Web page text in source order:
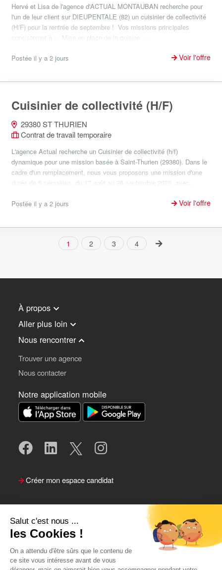
Salut c'est nous ...
les Cookies !
On a attendu d'être sûrs que le contenu de
ce site vous intéresse avant de vous
Hervé et Lisa de l'agence d'ACTUAL MONTAUBAN recherche pour
l'un de leur client sur DIEUPENTALE (82) un cuisinier de collectivité
(H/F) pour la rentrée de septembre ! Vos missions principales
consisteront à : - Mise en place de la cuisine ...
Postée il y a 2 jours Voir l'offre
Cuisinier de collectivité (H/F)
29380 ST THURIEN
Contrat de travail temporaire
L'agence Actual recherche un Cuisinier de collectivité (h/f)
dynamique pour une mission basée à Saint-Thurien (29380). Dans le
cadre d'un remplacement, nous vous proposons une mission d'une
durée de 5 semaines, du 17 août au 25 septembre 2026, avec...
Postée il y a 2 jours Voir l'offre
1 2 3 4
À propos
Aller plus loin
Nous rencontrer
Trouver une agence
Nous contacter
Notre application mobile
Créer mon espace candidat